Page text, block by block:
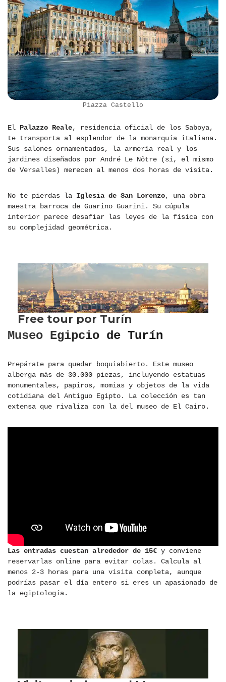
Piazza Castello
El Palazzo Reale, residencia oficial de los Saboya,
te transporta al esplendor de la monarquía italiana.
Sus salones ornamentados, la armería real y los
jardines diseñados por André Le Nôtre (sí, el mismo
de Versalles) merecen al menos dos horas de visita.
No te pierdas la Iglesia de San Lorenzo, una obra
maestra barroca de Guarino Guarini. Su cúpula
interior parece desafiar las leyes de la física con
su complejidad geométrica.
Museo Egipcio de Turín
Prepárate para quedar boquiabierto. Este museo
alberga más de 30.000 piezas, incluyendo estatuas
monumentales, papiros, momias y objetos de la vida
cotidiana del Antiguo Egipto. La colección es tan
extensa que rivaliza con la del museo de El Cairo.
Las entradas cuestan alrededor de 15€ y conviene
reservarlas online para evitar colas. Calcula al
menos 2-3 horas para una visita completa, aunque
podrías pasar el día entero si eres un apasionado de
la egiptología.